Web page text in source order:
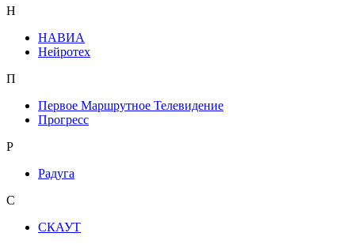
Н
НАВИА
Нейротех
П
Первое Маршрутное Телевидение
Прогресс
Р
Радуга
С
СКАУТ